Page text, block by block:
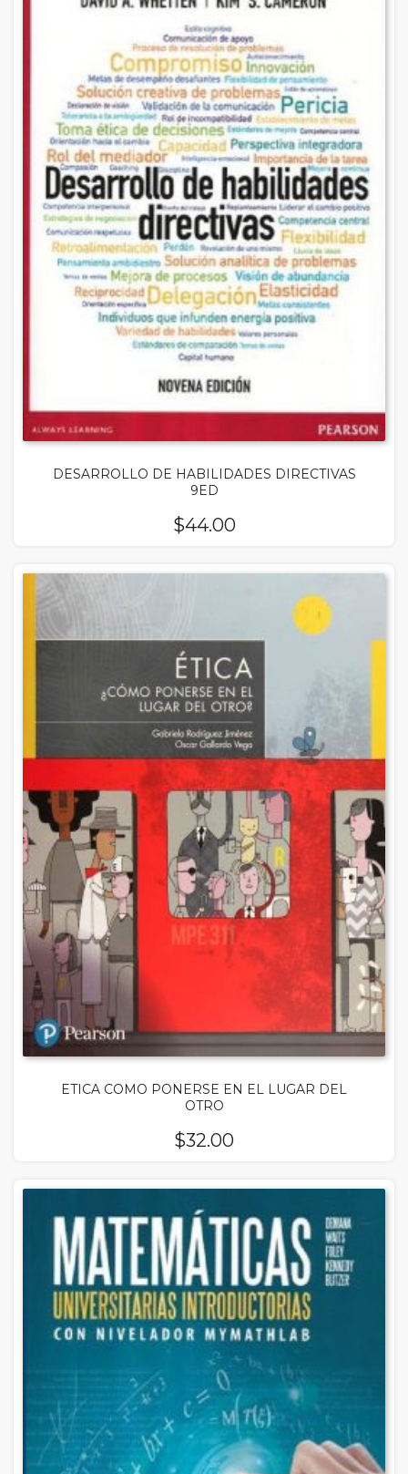
DESARROLLO DE HABILIDADES DIRECTIVAS
9ED
$44.00
ETICA COMO PONERSE EN EL LUGAR DEL
OTRO
$32.00